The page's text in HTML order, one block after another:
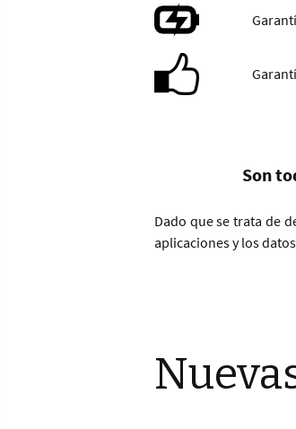
Son
Dado que se trata de
aplicaciones y los